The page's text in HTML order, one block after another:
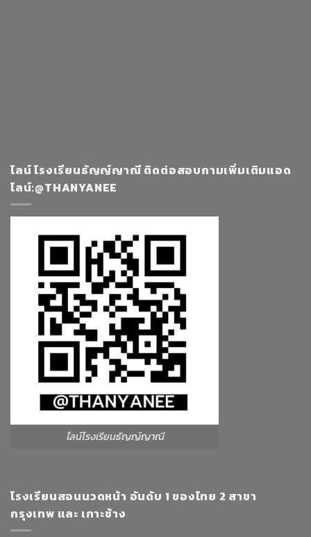
ไลน์ โรงเรียนธัญญ์ญาณี ติดต่อสอบถามเพิ่มเติมแอด
ไลน์:@THANYANEE
ไลน์โรงเรียนธัญญ์ญาณี
โรงเรียนสอนนวดหน้า อันดับ 1 ของไทย 2 สาขา
กรุงเทพ และ เกาะช้าง